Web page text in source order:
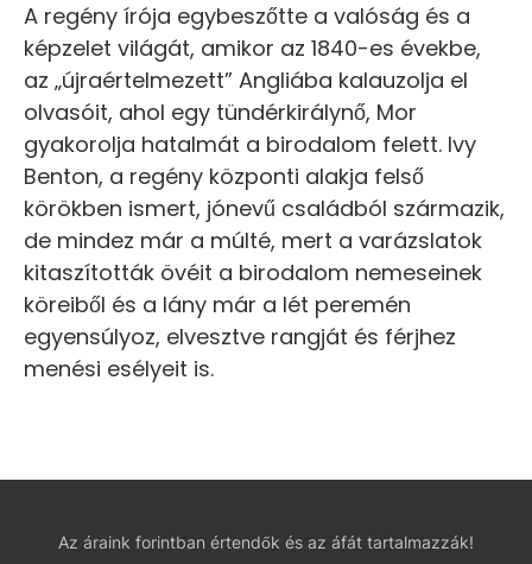
A regény írója egybeszőtte a valóság és a
képzelet világát, amikor az 1840-es évekbe,
az „újraértelmezett” Angliába kalauzolja el
olvasóit, ahol egy tündérkirálynő, Mor
gyakorolja hatalmát a birodalom felett. Ivy
Benton, a regény központi alakja felső
körökben ismert, jónevű családból származik,
de mindez már a múlté, mert a varázslatok
kitaszították övéit a birodalom nemeseinek
köreiből és a lány már a lét peremén
egyensúlyoz, elvesztve rangját és férjhez
menési esélyeit is.
Az áraink forintban értendők és az áfát tartalmazzák!